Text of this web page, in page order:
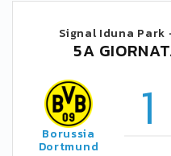
Signal Iduna Park
5A
Borussia
Dortmund
1